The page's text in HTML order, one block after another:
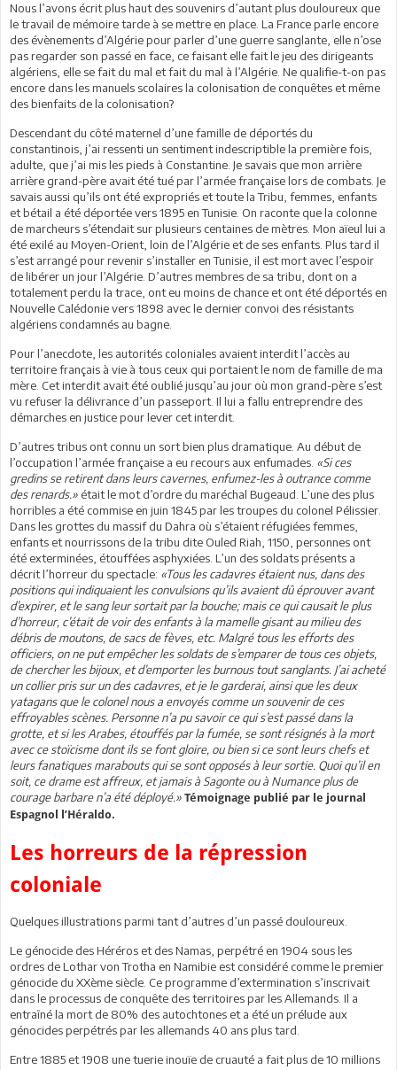
Nous l’avons écrit plus haut des souvenirs d’autant plus douloureux que
le travail de mémoire tarde à se mettre en place. La France parle encore
des évènements d’Algérie pour parler d’une guerre sanglante, elle n’ose
pas regarder son passé en face, ce faisant elle fait le jeu des dirigeants
algériens, elle se fait du mal et fait du mal à l’Algérie. Ne qualifie-t-on pas
encore dans les manuels scolaires la colonisation de conquêtes et même
des bienfaits de la colonisation?
Descendant du côté maternel d’une famille de déportés du
constantinois, j’ai ressenti un sentiment indescriptible la première fois,
adulte, que j’ai mis les pieds à Constantine. Je savais que mon arrière
arrière grand-père avait été tué par l’armée française lors de combats. Je
savais aussi qu’ils ont été expropriés et toute la Tribu, femmes, enfants
et bétail a été déportée vers 1895 en Tunisie. On raconte que la colonne
de marcheurs s’étendait sur plusieurs centaines de mètres. Mon aïeul lui a
été exilé au Moyen-Orient, loin de l’Algérie et de ses enfants. Plus tard il
s’est arrangé pour revenir s’installer en Tunisie, il est mort avec l’espoir
de libérer un jour l’Algérie. D’autres membres de sa tribu, dont on a
totalement perdu la trace, ont eu moins de chance et ont été déportés en
Nouvelle Calédonie vers 1898 avec le dernier convoi des résistants
algériens condamnés au bagne.
Pour l’anecdote, les autorités coloniales avaient interdit l’accès au
territoire français à vie à tous ceux qui portaient le nom de famille de ma
mère. Cet interdit avait été oublié jusqu’au jour où mon grand-père s’est
vu refuser la délivrance d’un passeport. Il lui a fallu entreprendre des
démarches en justice pour lever cet interdit.
D’autres tribus ont connu un sort bien plus dramatique. Au début de
l’occupation l’armée française a eu recours aux enfumades. «Si ces
gredins se retirent dans leurs cavernes, enfumez-les à outrance comme
des renards.» était le mot d’ordre du maréchal Bugeaud. L’une des plus
horribles a été commise en juin 1845 par les troupes du colonel Pélissier.
Dans les grottes du massif du Dahra où s’étaient réfugiées femmes,
enfants et nourrissons de la tribu dite Ouled Riah, 1150, personnes ont
été exterminées, étouffées asphyxiées. L’un des soldats présents a
décrit l’horreur du spectacle: «Tous les cadavres étaient nus, dans des
positions qui indiquaient les convulsions qu’ils avaient dû éprouver avant
d’expirer, et le sang leur sortait par la bouche; mais ce qui causait le plus
d’horreur, c’était de voir des enfants à la mamelle gisant au milieu des
débris de moutons, de sacs de fèves, etc. Malgré tous les efforts des
officiers, on ne put empêcher les soldats de s’emparer de tous ces objets,
de chercher les bijoux, et d’emporter les burnous tout sanglants. J’ai acheté
un collier pris sur un des cadavres, et je le garderai, ainsi que les deux
yatagans que le colonel nous a envoyés comme un souvenir de ces
effroyables scènes. Personne n’a pu savoir ce qui s’est passé dans la
grotte, et si les Arabes, étouffés par la fumée, se sont résignés à la mort
avec ce stoïcisme dont ils se font gloire, ou bien si ce sont leurs chefs et
leurs fanatiques marabouts qui se sont opposés à leur sortie. Quoi qu’il en
soit, ce drame est affreux, et jamais à Sagonte ou à Numance plus de
courage barbare n’a été déployé.» Témoignage publié par le journal
Espagnol l’Héraldo.
Les horreurs de la répression
coloniale
Quelques illustrations parmi tant d’autres d’un passé douloureux.
Le génocide des Héréros et des Namas, perpétré en 1904 sous les
ordres de Lothar von Trotha en Namibie est considéré comme le premier
génocide du XXème siècle. Ce programme d’extermination s’inscrivait
dans le processus de conquête des territoires par les Allemands. Il a
entraîné la mort de 80% des autochtones et a été un prélude aux
génocides perpétrés par les allemands 40 ans plus tard.
Entre 1885 et 1908 une tuerie inouïe de cruauté a fait plus de 10 millions